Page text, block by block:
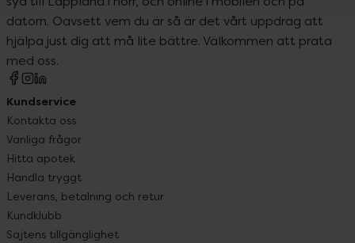
datorn. Oavsett vem du är så är det vårt uppdrag att
hjälpa just dig att må lite bättre. Välkommen att prata
med oss.
Kundservice
Kontakta oss
Vanliga frågor
Hitta apotek
Handla tryggt
Leverans, betalning och retur
Kundklubb
Sajtens tillgänglighet